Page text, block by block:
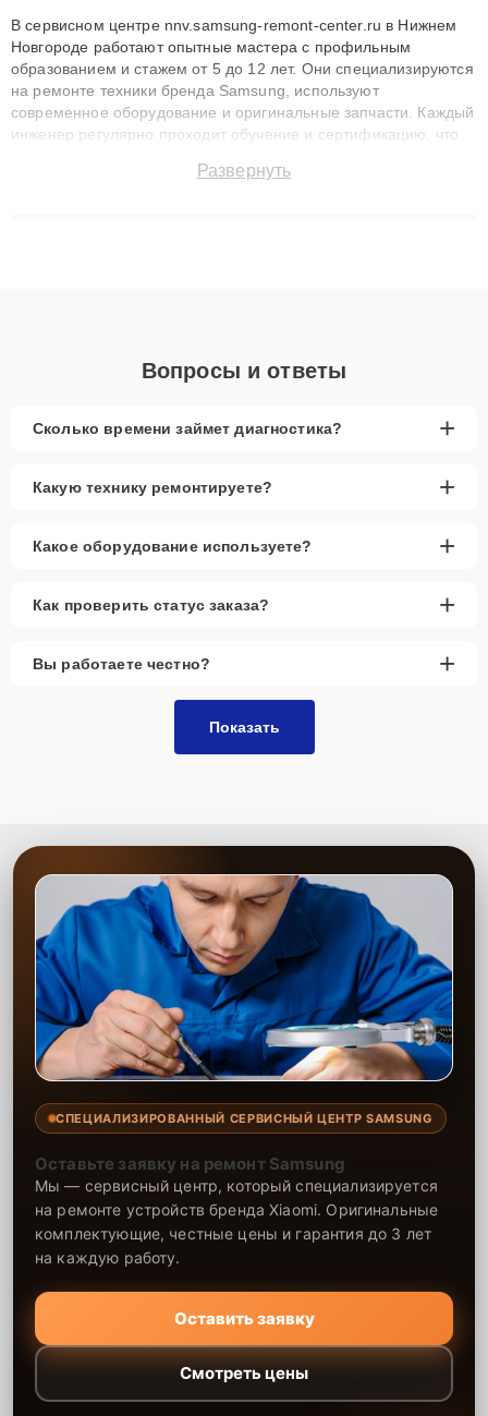
В сервисном центре nnv.samsung-remont-center.ru в Нижнем
Новгороде работают опытные мастера с профильным
образованием и стажем от 5 до 12 лет. Они специализируются
на ремонте техники бренда Samsung, используют
современное оборудование и оригинальные запчасти. Каждый
инженер регулярно проходит обучение и сертификацию, что
восстанавливать технику с сохранением гарантии до 3 лет.
Развернуть
Вопросы и ответы
Сколько времени займет диагностика? +
Какую технику ремонтируете? +
Какое оборудование используете? +
Как проверить статус заказа? +
Вы работаете честно? +
Показать
СПЕЦИАЛИЗИРОВАННЫЙ СЕРВИСНЫЙ ЦЕНТР SAMSUNG
Оставьте заявку на ремонт Samsung
Мы — сервисный центр, который специализируется
на ремонте устройств бренда Xiaomi. Оригинальные
комплектующие, честные цены и гарантия до 3 лет
на каждую работу.
Оставить заявку
Смотреть цены